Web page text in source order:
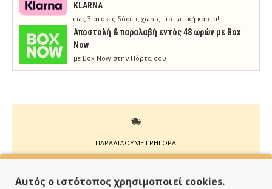
KLARNA
έως 3 άτοκες δόσεις χωρίς πιστωτική κάρτα!
Aποστολή & παραλαβή εντός 48 ωρών με Box
Now
με Box Now στην Πόρτα σου
ΠΑΡΑΔΙΔΟΥΜΕ ΓΡΗΓΟΡΑ
ημέρες
Αυτός ο ιστότοπος χρησιμοποιεί cookies.